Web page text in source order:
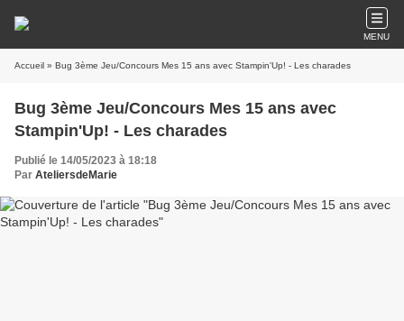
MENU
Accueil » Bug 3ème Jeu/Concours Mes 15 ans avec Stampin'Up! - Les charades
Bug 3ème Jeu/Concours Mes 15 ans avec
Stampin'Up! - Les charades
Publié le 14/05/2023 à 18:18
Par AteliersdeMarie